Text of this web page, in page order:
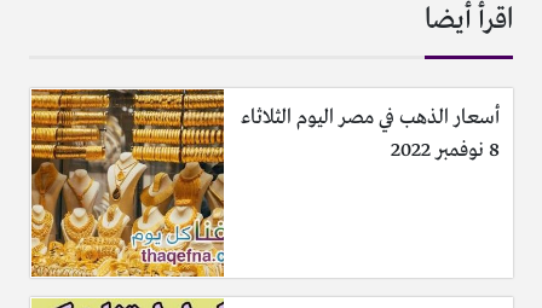
اقرأ أيضا
أسعار الذهب في مصر اليوم الثلاثاء
8 نوفمبر 2022